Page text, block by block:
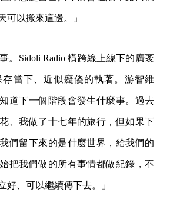
可以搬來這邊。」
。Sidoli Radio 橫跨線上線下的廣袤
當下、近似癡傻的執著。游智維
道下一個階段會發生什麼事。過去
、我做了十七年的旅行，但如果下
們留下來的是什麼世界，給我們的
把我們做的所有事情都做紀錄，不
好、可以繼續傳下去。」